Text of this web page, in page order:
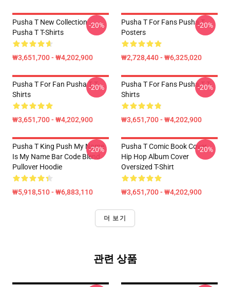
Pusha T New Collection
Pusha T T-Shirts
₩3,651,700 - ₩4,202,900
-20%
Pusha T For Fans Pusha T
Posters
₩2,728,440 - ₩6,325,020
-20%
Pusha T For Fan Pusha T T-
Shirts
₩3,651,700 - ₩4,202,900
-20%
Pusha T For Fans Pusha T T-
Shirts
₩3,651,700 - ₩4,202,900
-20%
Pusha T King Push My Name
Is My Name Bar Code Blend
Pullover Hoodie
₩5,918,510 - ₩6,883,110
-20%
Pusha T Comic Book Cover
Hip Hop Album Cover
Oversized T-Shirt
₩3,651,700 - ₩4,202,900
-20%
더 보기
관련 상품